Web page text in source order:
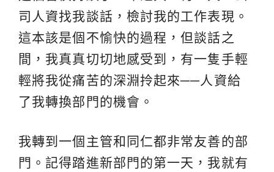
司人資找我談話，檢討我的工作表現。
這本該是個不愉快的過程，但談話之
間，我真真切切地感受到，有一隻手輕
輕將我從痛苦的深淵拎起來──人資給
了我轉換部門的機會。
我轉到一個主管和同仁都非常友善的部
門。記得踏進新部門的第一天，我就有